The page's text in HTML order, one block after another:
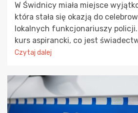
W Świdnicy miała miejsce
która stała się okazją do
lokalnych funkcjonariuszy
kurs aspirancki, co jest
Czytaj dalej